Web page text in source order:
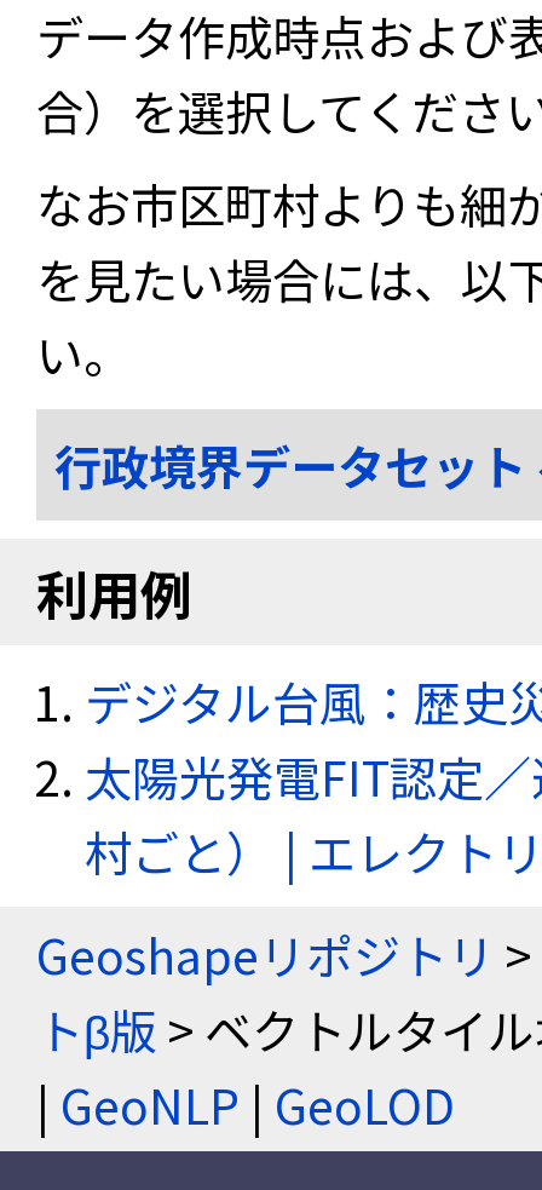
データ作成時点および
合）を選択してくださ
なお市区町村よりも細
を見たい場合には、以
い。
行政境界データセッ
利用例
デジタル台風：歴史
太陽光発電FIT認定
村ごと） | エレクト
Geoshapeリポジトリ >
トβ版 > ベクトルタイ
| GeoNLP | GeoLOD